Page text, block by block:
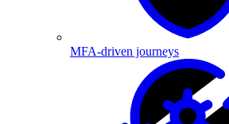
MFA-driven journeys